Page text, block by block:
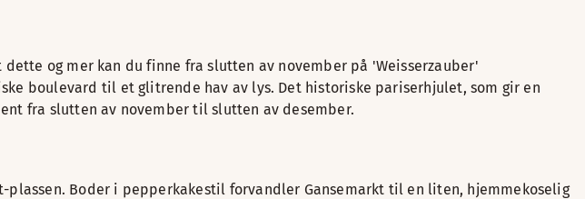
og mer kan du finne fra slutten av november på 'Weisserzauber'
boulevard til et glitrende hav av lys. Det historiske pariserhjulet, som gir en
fra slutten av november til slutten av desember.
Boder i pepperkakestil forvandler Gansemarkt til en liten, hjemmekoselig